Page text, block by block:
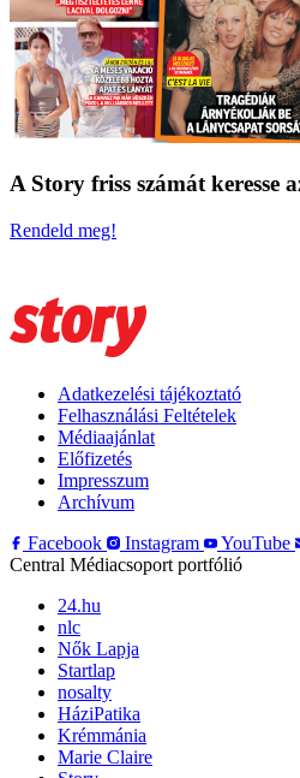
A Story friss számát keresse
Rendeld meg!
Adatkezelési tájékoztató
Felhasználási Feltételek
Médiaajánlat
Előfizetés
Impresszum
Archívum
Facebook
Instagram YouTube
Central Médiacsoport portfólió
24.hu
nlc
Nők Lapja
Startlap
nosalty
HáziPatika
Krémmánia
Marie Claire